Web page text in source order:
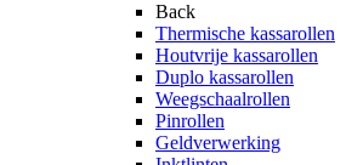
Back
Thermische kassarollen
Houtvrije kassarollen
Duplo kassarollen
Weegschaalrollen
Pinrollen
Geldverwerking